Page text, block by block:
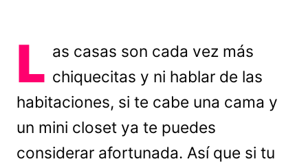
L as casas son cada vez más
chiquecitas y ni hablar de las
habitaciones, si te cabe una cama y
un mini closet ya te puedes
considerar afortunada. Así que si tu